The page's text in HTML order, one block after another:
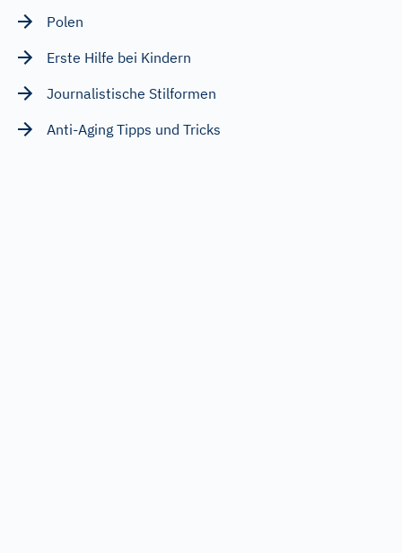
Polen
Erste Hilfe bei Kindern
Journalistische Stilformen
Anti-Aging Tipps und Tricks